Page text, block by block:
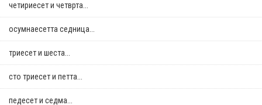
четириесет и четврта...
осумнaесетта седница...
триесет и шеста...
сто триесет и петта...
педесет и седма...